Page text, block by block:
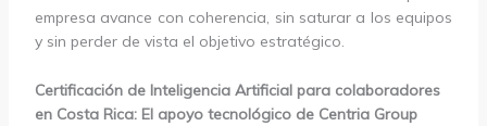
empresa avance con coherencia, sin saturar a los equipos
y sin perder de vista el objetivo estratégico.
Certificación de Inteligencia Artificial para colaboradores
en Costa Rica: El apoyo tecnológico de Centria Group